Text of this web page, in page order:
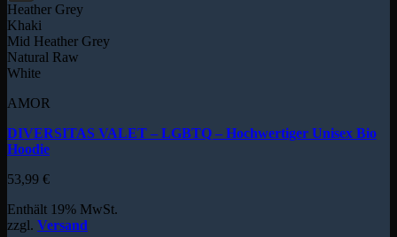
Heather Grey
Khaki
Mid Heather Grey
Natural Raw
White
AMOR
DIVERSITAS VALET – LGBTQ – Hochwertiger Unisex Bio
Hoodie
53,99 €
Enthält 19% MwSt.
zzgl. Versand